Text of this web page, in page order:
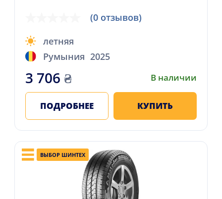
(0 отзывов)
летняя
Румыния 2025
3 706 ₴ В наличии
ПОДРОБНЕЕ КУПИТЬ
ВЫБОР ШИНТЕХ